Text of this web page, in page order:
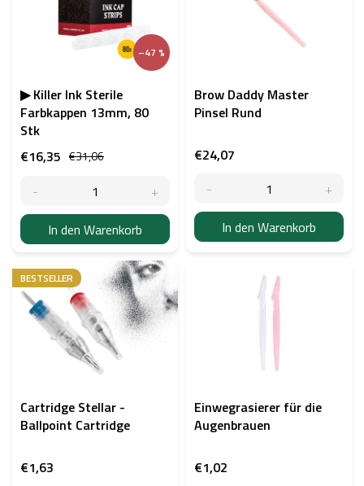
–47 %
▶ Killer Ink Sterile
Farbkappen 13mm, 80
Stk
€31,06
€16,35
In den Warenkorb
Brow Daddy Master
Pinsel Rund
€24,07
In den Warenkorb
BESTSELLER
Cartridge Stellar -
Ballpoint Cartridge
€1,63
Einwegrasierer für die
Augenbrauen
€1,02